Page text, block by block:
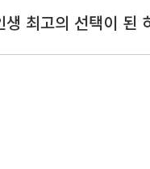
생 최고의 선택이 된